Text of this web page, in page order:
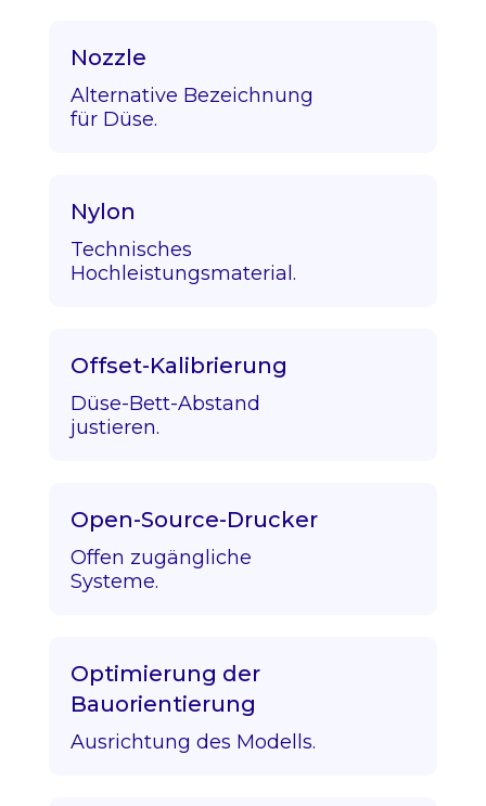
Nozzle
Alternative Bezeichnung
für Düse.
Nylon
Technisches
Hochleistungsmaterial.
Offset-Kalibrierung
Düse-Bett-Abstand
justieren.
Open-Source-Drucker
Offen zugängliche
Systeme.
Optimierung der
Bauorientierung
Ausrichtung des Modells.